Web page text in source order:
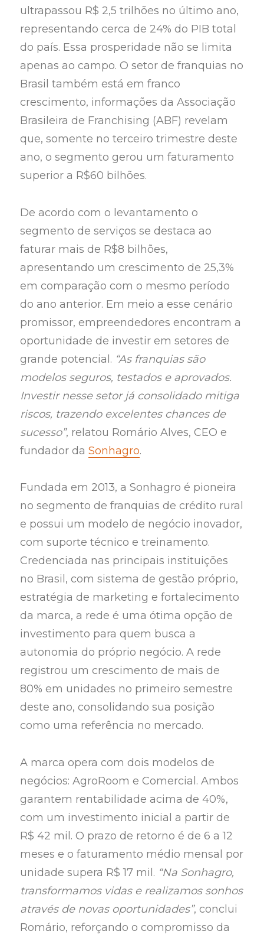
ultrapassou R$ 2,5 trilhões no último ano,
representando cerca de 24% do PIB total
do país. Essa prosperidade não se limita
apenas ao campo. O setor de franquias no
Brasil também está em franco
crescimento, informações da Associação
Brasileira de Franchising (ABF) revelam
que, somente no terceiro trimestre deste
ano, o segmento gerou um faturamento
superior a R$60 bilhões.
De acordo com o levantamento o
segmento de serviços se destaca ao
faturar mais de R$8 bilhões,
apresentando um crescimento de 25,3%
em comparação com o mesmo período
do ano anterior. Em meio a esse cenário
promissor, empreendedores encontram a
oportunidade de investir em setores de
grande potencial. “As franquias são
modelos seguros, testados e aprovados.
Investir nesse setor já consolidado mitiga
riscos, trazendo excelentes chances de
sucesso”, relatou Romário Alves, CEO e
fundador daSonhagro.
Fundada em 2013, a Sonhagro é pioneira
no segmento de franquias de crédito rural
e possui um modelo de negócio inovador,
com suporte técnico e treinamento.
Credenciada nas principais instituições
no Brasil, com sistema de gestão próprio,
estratégia de marketing e fortalecimento
da marca, a rede é uma ótima opção de
investimento para quem busca a
autonomia do próprio negócio. A rede
registrou um crescimento de mais de
80% em unidades no primeiro semestre
deste ano, consolidando sua posição
como uma referência no mercado.
A marca opera com dois modelos de
negócios: AgroRoom e Comercial. Ambos
garantem rentabilidade acima de 40%,
com um investimento inicial a partir de
R$ 42 mil. O prazo de retorno é de 6 a 12
meses e o faturamento médio mensal por
unidade supera R$ 17 mil. “Na Sonhagro,
transformamos vidas e realizamos sonhos
através de novas oportunidades”, conclui
Romário, reforçando o compromisso da